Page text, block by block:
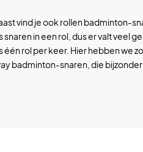
vind je ook rollen badminton-
snaren in een rol, dus er valt veel
één rol per keer. Hier hebben we
badminton-snaren, die